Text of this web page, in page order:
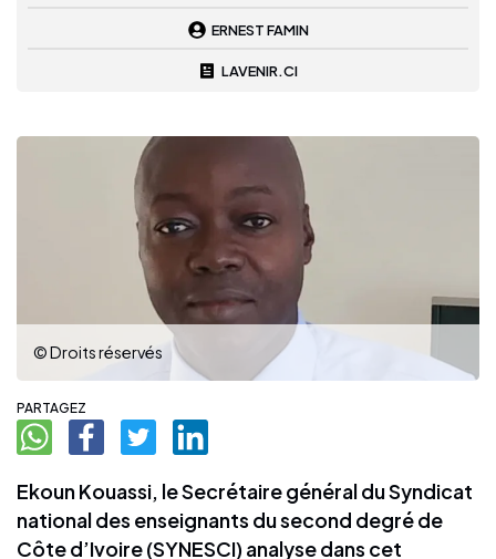
ERNEST FAMIN
LAVENIR.CI
© Droits réservés
PARTAGEZ
Ekoun Kouassi, le Secrétaire général du Syndicat
national des enseignants du second degré de
Côte d’Ivoire (SYNESCI) analyse dans cet